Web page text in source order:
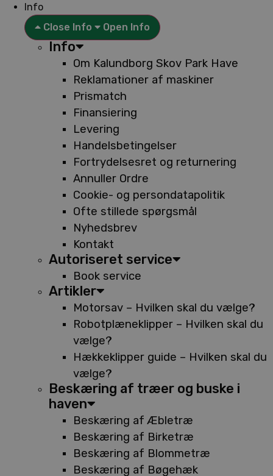
Info
Close Info
Open Info
Info
Om Kalundborg Skov Park Have
Reklamationer af maskiner
Prismatch
Finansiering
Levering
Handelsbetingelser
Fortrydelsesret og returnering
Annuller Ordre
Cookie- og persondatapolitik
Ofte stillede spørgsmål
Nyhedsbrev
Kontakt
Autoriseret service
Book service
Artikler
Motorsav – Hvilken skal du vælge?
Robotplæneklipper – Hvilken skal du
vælge?
Hækkeklipper guide – Hvilken skal du
vælge?
Beskæring af træer og buske i
haven
Beskæring af Æbletræ
Beskæring af Birketræ
Beskæring af Blommetræ
Beskæring af Bøgehæk